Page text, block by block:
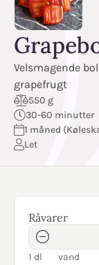
Velsmagende
grapefrugt
550 g
30-60 minutter
1 måned
Let
Råvarer
1 dl
vand